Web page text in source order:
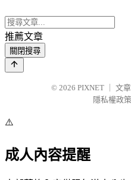
推薦文章
關閉搜尋
© 2026 PIXNET
文
隱私權政策
⚠️
成人內容提醒